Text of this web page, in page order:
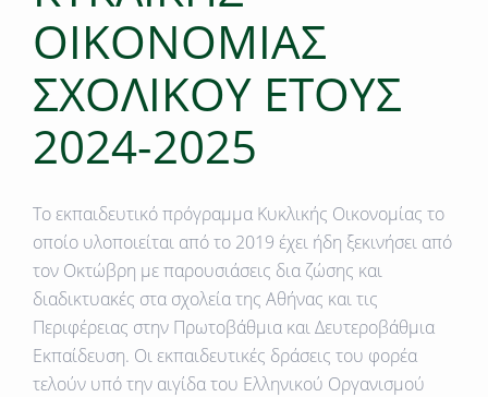
ΟΙΚΟΝΟΜΙΑΣ
ΣΧΟΛΙΚΟΥ ΕΤΟΥΣ
2024-2025
Το εκπαιδευτικό πρόγραμμα Κυκλικής Οικονομίας το
οποίο υλοποιείται από το 2019 έχει ήδη ξεκινήσει από
τον Οκτώβρη με παρουσιάσεις δια ζώσης και
διαδικτυακές στα σχολεία της Αθήνας και τις
Περιφέρειας στην Πρωτοβάθμια και Δευτεροβάθμια
Εκπαίδευση. Οι εκπαιδευτικές δράσεις του φορέα
τελούν υπό την αιγίδα του Ελληνικού Οργανισμού